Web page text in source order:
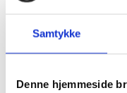
Samtykke
Denne hjemmeside
Du skal have styr
billeder, hvordan jeg vil